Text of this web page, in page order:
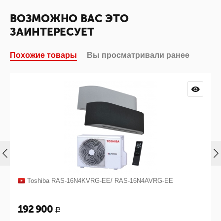
ВОЗМОЖНО ВАС ЭТО
ЗАИНТЕРЕСУЕТ
Похожие товары Вы просматривали ранее
Toshiba RAS-16N4KVRG-EE/ RAS-16N4AVRG-EE
192 900 Р